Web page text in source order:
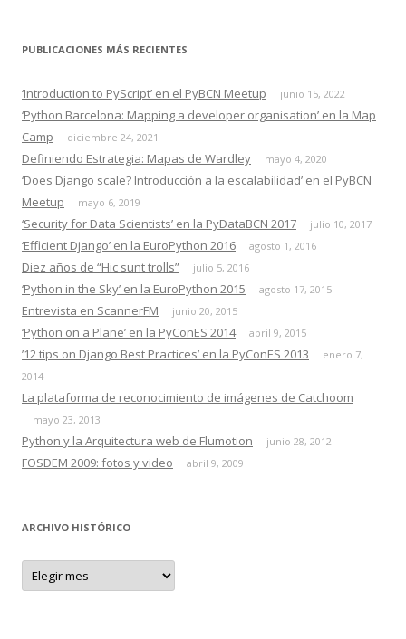
PUBLICACIONES MÁS RECIENTES
‘Introduction to PyScript’ en el PyBCN Meetup junio 15, 2022
‘Python Barcelona: Mapping a developer organisation’ en la Map
Camp
diciembre 24, 2021
Definiendo Estrategia: Mapas de Wardley mayo 4, 2020
‘Does Django scale? Introducción a la escalabilidad’ en el PyBCN
Meetup
mayo 6, 2019
‘Security for Data Scientists’ en la PyDataBCN 2017 julio 10, 2017
‘Efficient Django’ en la EuroPython 2016 agosto 1, 2016
Diez años de “Hic sunt trolls” julio 5, 2016
‘Python in the Sky’ en la EuroPython 2015 agosto 17, 2015
Entrevista en ScannerFM junio 20, 2015
‘Python on a Plane’ en la PyConES 2014 abril 9, 2015
’12 tips on Django Best Practices’ en la PyConES 2013
enero 7,
2014
La plataforma de reconocimiento de imágenes de Catchoom
mayo 23, 2013
Python y la Arquitectura web de Flumotion junio 28, 2012
FOSDEM 2009: fotos y video abril 9, 2009
ARCHIVO HISTÓRICO
A
c